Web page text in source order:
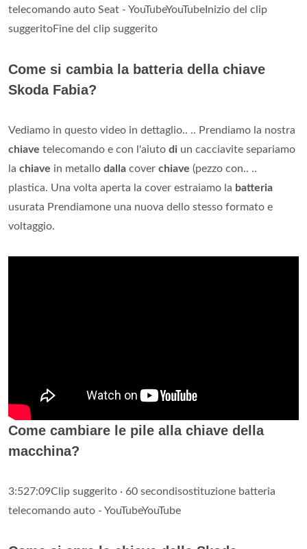
telecomando auto Seat - YouTubeYouTubeInizio del clip
suggeritoFine del clip suggerito
Come si cambia la batteria della chiave
Skoda Fabia?
Vediamo in questo video in dettaglio.. .. Prendiamo la nostra
chiave telecomando e con l'aiuto di un cacciavite separiamo
la chiave in metallo dalla cover chiave (pezzo con.. ..
plastica. Una volta aperta la cover estraiamo la batteria
usurata Prendiamone una nuova dello stesso formato e
voltaggio.
Come cambiare le pile alla chiave della
macchina?
3:527:09Clip suggerito · 60 secondisostituzione batteria
telecomando auto - YouTubeYouTube